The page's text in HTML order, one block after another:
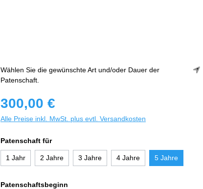
Wählen Sie die gewünschte Art und/oder Dauer der
Patenschaft.
300,00 €
Alle Preise inkl. MwSt. plus evtl. Versandkosten
Patenschaft für
1 Jahr 2 Jahre 3 Jahre 4 Jahre 5 Jahre
Patenschaftsbeginn